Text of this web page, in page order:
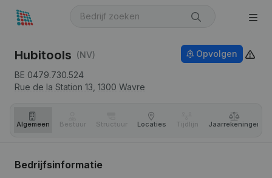
Hubitools (NV)
BE 0479.730.524
Rue de la Station 13, 1300 Wavre
Opvolgen
Algemeen Bestuur Structuur Locaties Tijdlijn Jaar­rekeningen
Bedrijfsinformatie